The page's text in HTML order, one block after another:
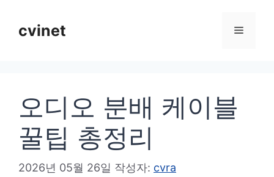
cvinet 메
오디오 분배 케이블
꿀팁 총정리
2026년 05월 26일 작성자: cvra